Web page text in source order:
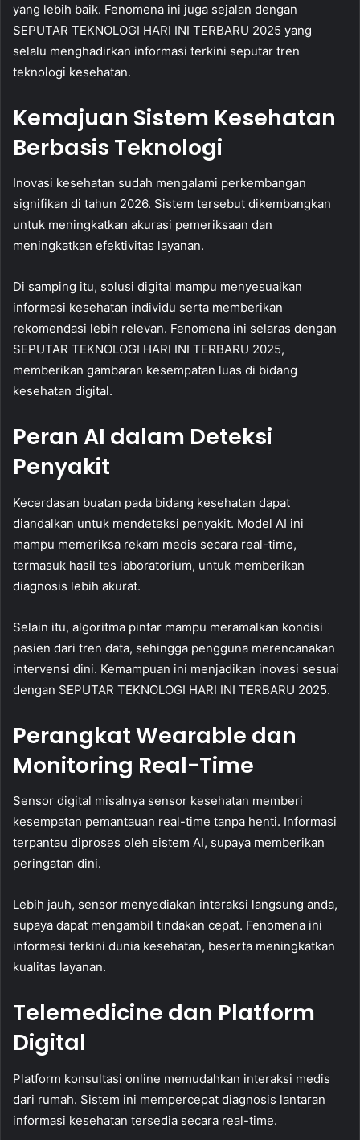
yang lebih baik. Fenomena ini juga sejalan dengan
SEPUTAR TEKNOLOGI HARI INI TERBARU 2025 yang
selalu menghadirkan informasi terkini seputar tren
teknologi kesehatan.
Kemajuan Sistem Kesehatan
Berbasis Teknologi
Inovasi kesehatan sudah mengalami perkembangan
signifikan di tahun 2026. Sistem tersebut dikembangkan
untuk meningkatkan akurasi pemeriksaan dan
meningkatkan efektivitas layanan.
Di samping itu, solusi digital mampu menyesuaikan
informasi kesehatan individu serta memberikan
rekomendasi lebih relevan. Fenomena ini selaras dengan
SEPUTAR TEKNOLOGI HARI INI TERBARU 2025,
memberikan gambaran kesempatan luas di bidang
kesehatan digital.
Peran AI dalam Deteksi
Penyakit
Kecerdasan buatan pada bidang kesehatan dapat
diandalkan untuk mendeteksi penyakit. Model AI ini
mampu memeriksa rekam medis secara real-time,
termasuk hasil tes laboratorium, untuk memberikan
diagnosis lebih akurat.
Selain itu, algoritma pintar mampu meramalkan kondisi
pasien dari tren data, sehingga pengguna merencanakan
intervensi dini. Kemampuan ini menjadikan inovasi sesuai
dengan SEPUTAR TEKNOLOGI HARI INI TERBARU 2025.
Perangkat Wearable dan
Monitoring Real-Time
Sensor digital misalnya sensor kesehatan memberi
kesempatan pemantauan real-time tanpa henti. Informasi
terpantau diproses oleh sistem AI, supaya memberikan
peringatan dini.
Lebih jauh, sensor menyediakan interaksi langsung anda,
supaya dapat mengambil tindakan cepat. Fenomena ini
informasi terkini dunia kesehatan, beserta meningkatkan
kualitas layanan.
Telemedicine dan Platform
Digital
Platform konsultasi online memudahkan interaksi medis
dari rumah. Sistem ini mempercepat diagnosis lantaran
informasi kesehatan tersedia secara real-time.